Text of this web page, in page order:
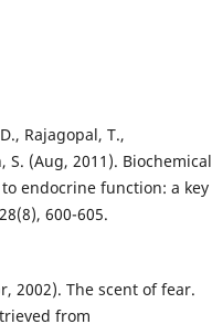
Rajagopal, T.,
S. (Aug, 2011). Biochemical
endocrine function: a key
600-605.
2002). The scent of fear.
from